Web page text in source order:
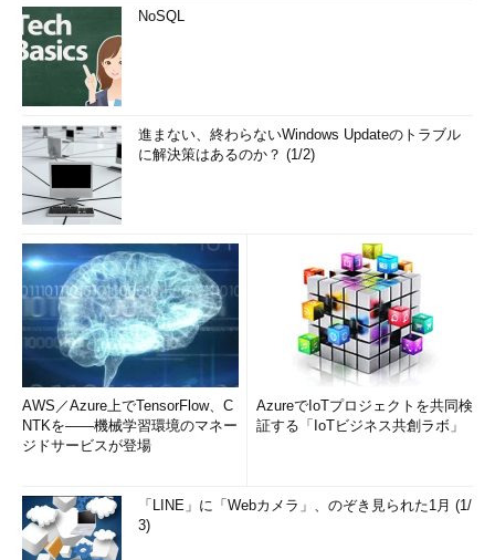
NoSQL
進まない、終わらないWindows Updateのトラブル
に解決策はあるのか？ (1/2)
AWS／Azure上でTensorFlow、C
NTKを――機械学習環境のマネー
ジドサービスが登場
AzureでIoTプロジェクトを共同検
証する「IoTビジネス共創ラボ」
「LINE」に「Webカメラ」、のぞき見られた1月 (1/
3)